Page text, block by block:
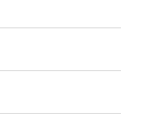
sotto gli occhi*